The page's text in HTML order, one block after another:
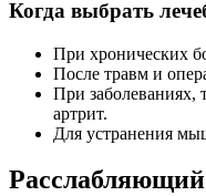
Когда выбрать
При хронических
После травм и
При заболеваниях,
артрит.
Для устранения